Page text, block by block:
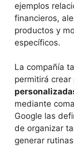
ejemplos
financieros,
productos y
específicos.
La compañía
permitirá crear
mediante
Google las
de organizar
generar